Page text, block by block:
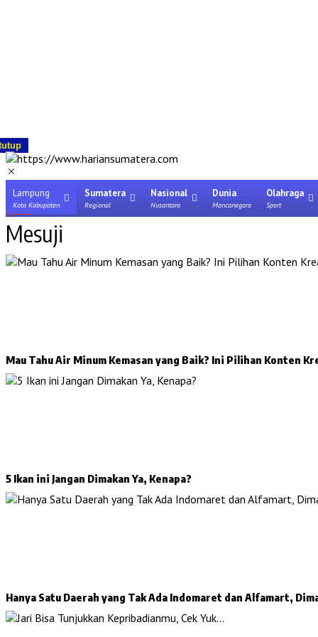
Lampung
Kota Kabupaten
Sumatera
Regional
Nasional
Nusantara
Dunia
Mancanegara
Olahraga
Sport
Mesuji
Mau Tahu Air Minum Kemasan yang Baik? Ini Pilihan Konten
5 Ikan ini Jangan Dimakan Ya, Kenapa?
Hanya Satu Daerah yang Tak Ada Indomaret dan Alfamart,